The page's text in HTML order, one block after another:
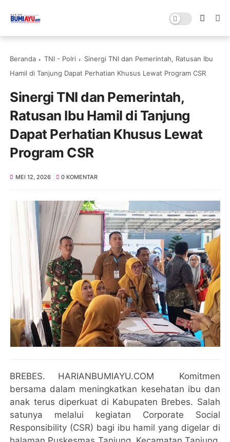
Beranda TNI - Polri
Sinergi TNI dan Pemerintah, Ratusan Ibu
Hamil di Tanjung Dapat Perhatian Khusus Lewat Program CSR
Sinergi TNI dan Pemerintah,
Ratusan Ibu Hamil di Tanjung
Dapat Perhatian Khusus Lewat
Program CSR
MEI 12, 2026 0 KOMENTAR
BREBES. HARIANBUMIAYU.COM Komitmen
bersama dalam meningkatkan kesehatan ibu dan
anak terus diperkuat di Kabupaten Brebes. Salah
satunya melalui kegiatan Corporate Social
Responsibility (CSR) bagi ibu hamil yang digelar di